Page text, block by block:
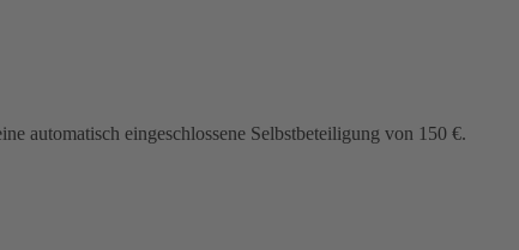
automatisch eingeschlossene Selbstbeteiligung von 150 €.